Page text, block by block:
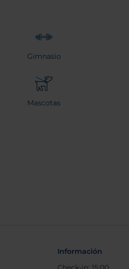
Gimnasio
Mascotas
Información